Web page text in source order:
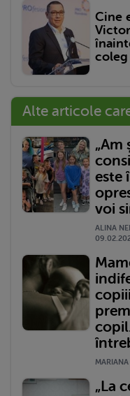
Cine
Alte articole
„Am
este
voi
ALINA
„La